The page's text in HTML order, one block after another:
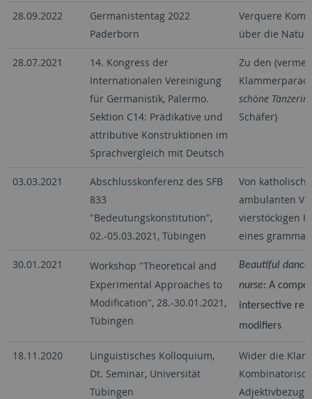
28.09.2022
Germanistentag 2022
Paderborn
Verquere
über die Natur
28.07.2021
14. Kongress der
Internationalen Vereinigung
für Germanistik, Palermo.
Sektion C14: Prädikative und
attributive Konstruktionen im
Sprachvergleich mit Deutsch
Zu den
schöne Tänzerin
Schäfer)
03.03.2021
Abschlusskonferenz des SFB
833
"Bedeutungskonstitution",
02.-05.03.2021, Tübingen
Von
ambulanten
vierstöckigen
eines
30.01.2021
Workshop "Theoretical and
Experimental Approaches to
Modification", 28.-30.01.2021,
Tübingen
Beautiful
nurse: A
intersective
modifiers
18.11.2020
Linguistisches Kolloquium,
Dt. Seminar, Universität
Tübingen
Wider die
Adjektivbezug